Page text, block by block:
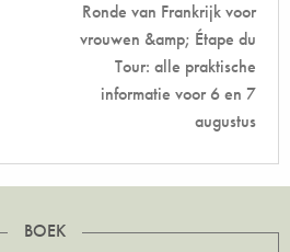
Ronde van Frankrijk voor
vrouwen &amp; Étape du
Tour: alle praktische
informatie voor 6 en 7
augustus
BOEK